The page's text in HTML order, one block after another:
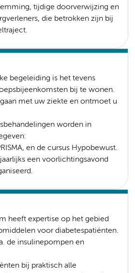
tijdige doorverwijzing en
die betrokken zijn bij
begeleiding is het tevens
bij te wonen.
met uw ziekte en ontmoet u
worden in
en de cursus Hypobewust.
een voorlichtingsavond
heeft expertise op het gebied
voor diabetespatiënten.
de insulinepompen en
bij praktisch alle